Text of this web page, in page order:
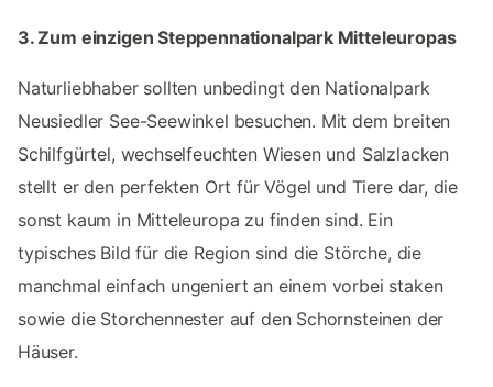
3. Zum einzigen Steppennationalpark Mitteleuropas
Naturliebhaber sollten unbedingt den Nationalpark
Neusiedler See-Seewinkel besuchen. Mit dem breiten
Schilfgürtel, wechselfeuchten Wiesen und Salzlacken
stellt er den perfekten Ort für Vögel und Tiere dar, die
sonst kaum in Mitteleuropa zu finden sind. Ein
typisches Bild für die Region sind die Störche, die
manchmal einfach ungeniert an einem vorbei staken
sowie die Storchennester auf den Schornsteinen der
Häuser.